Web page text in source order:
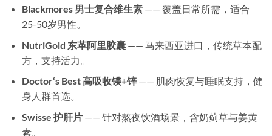
Blackmores 男士复合维生素—— 覆盖日常所需，适合
25-50岁男性。
NutriGold 东革阿里胶囊—— 马来西亚进口，传统草本配
方，支持活力。
Doctor‘s Best 高吸收镁+锌—— 肌肉恢复与睡眠支持，健
身人群首选。
Swisse 护肝片—— 针对熬夜饮酒场景，含奶蓟草与姜黄
素。